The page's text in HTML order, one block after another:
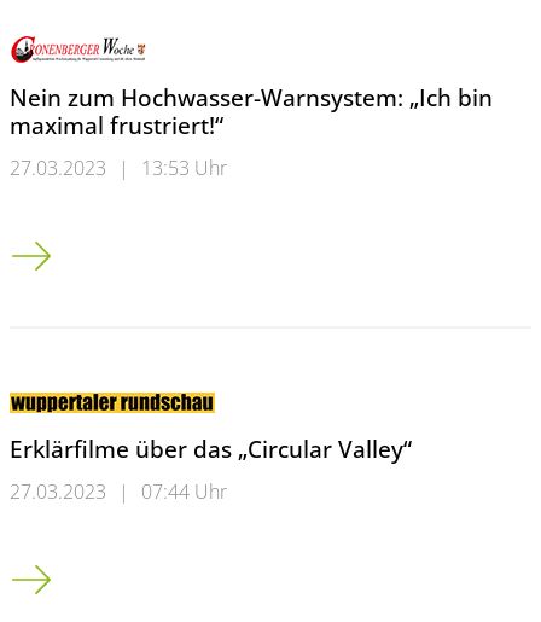
Nein zum Hochwasser-Warnsystem: „Ich bin
maximal frustriert!“
27.03.2023 | 13:53 Uhr
Nein zum Hochwasser-Warnsystem: „Ich bin maximal
Erklärfilme über das „Circular Valley“
27.03.2023 | 07:44 Uhr
Erklärfilme über das „Circular Valley“